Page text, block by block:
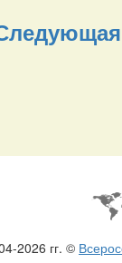
2026 гг. ©